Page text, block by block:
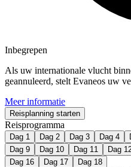
Inbegrepen
Als uw internationale vlucht
geannuleerd, stelt Evaneos uw
Meer informatie
Reisplanning starten
Reisprogramma
Dag 1 Dag 2 Dag 3 Dag 4
Dag 9
Dag 10 Dag 11 Dag
Dag 16
Dag 17 Dag 18